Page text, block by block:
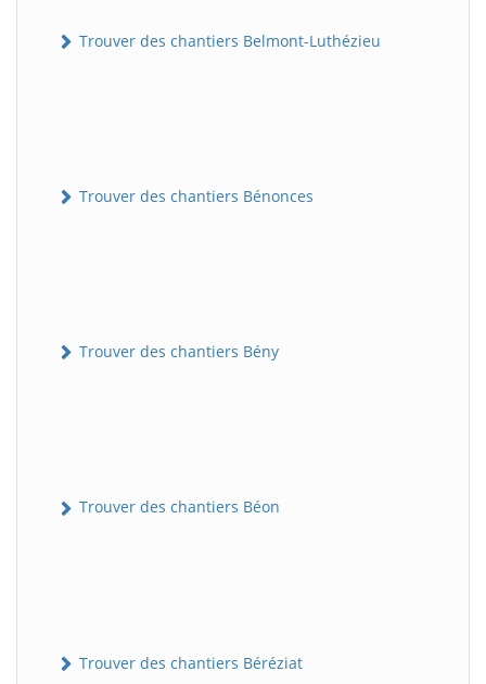
Trouver des chantiers Belmont-Luthézieu
Trouver des chantiers Bénonces
Trouver des chantiers Bény
Trouver des chantiers Béon
Trouver des chantiers Béréziat